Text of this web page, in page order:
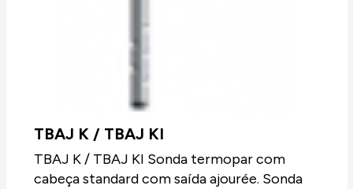
TBAJ K / TBAJ KI
TBAJ K / TBAJ KI Sonda termopar com
cabeça standard com saída ajourée. Sonda